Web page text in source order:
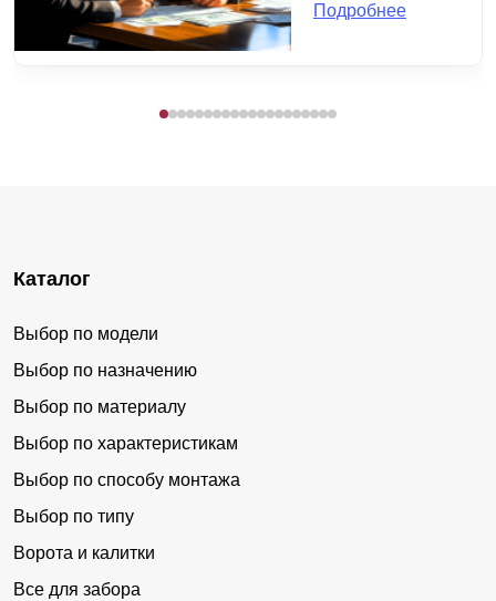
Подробнее
Каталог
Выбор по модели
Выбор по назначению
Выбор по материалу
Выбор по характеристикам
Выбор по способу монтажа
Выбор по типу
Ворота и калитки
Все для забора